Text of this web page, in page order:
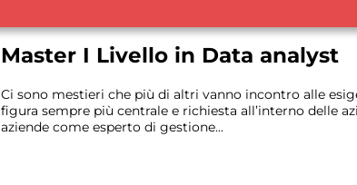
Master I Livello in Data analyst
Ci sono mestieri che più di altri vanno incontro alle
figura sempre più centrale e richiesta all’interno delle
aziende come esperto di gestione...